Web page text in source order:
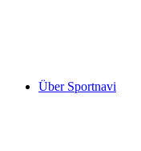
Über Sportnavi